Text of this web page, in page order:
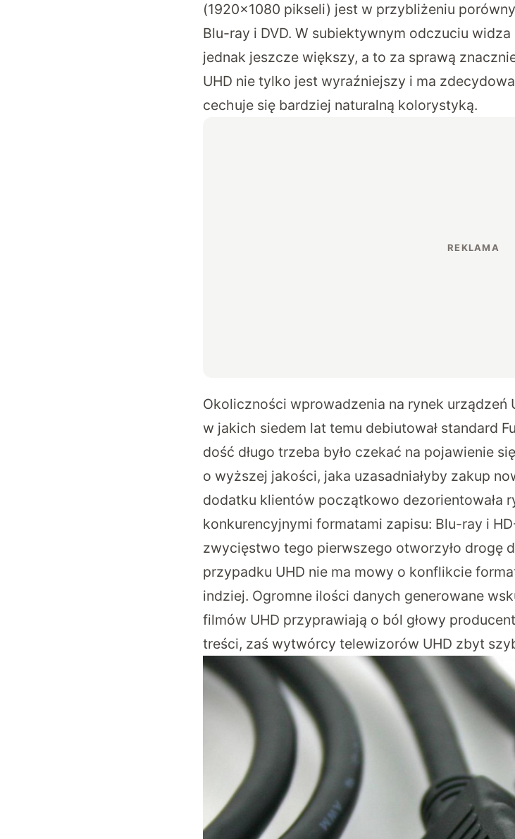
(1920×1080 pikseli) jest w przybliżeniu
Blu-ray i DVD. W subiektywnym odczuciu
jednak jeszcze większy, a to za sprawą
UHD nie tylko jest wyraźniejszy i ma
cechuje się bardziej naturalną kolorystyką.
Okoliczności wprowadzenia na rynek urządzeń
w jakich siedem lat temu debiutował standard
dość długo trzeba było czekać na pojawienie
o wyższej jakości, jaka uzasadniałyby zakup
dodatku klientów początkowo dezorientowała
konkurencyjnymi formatami zapisu: Blu-ray i
zwycięstwo tego pierwszego otworzyło drogę
przypadku UHD nie ma mowy o konflikcie
indziej. Ogromne ilości danych generowane
filmów UHD przyprawiają o ból głowy
treści, zaś wytwórcy telewizorów UHD zbyt